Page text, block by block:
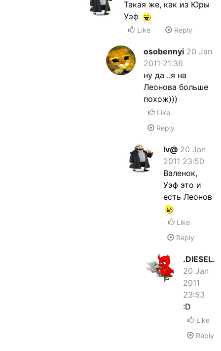
Такая же, как из Юры
Уэф
Like Reply
osobennyi 20 Jan
2011 21:36
ну да ..я на
Леонова больше
похож)))
Like
Reply
Iv@ 20 Jan
2011 23:50
Валенок,
Уэф это и
есть Леонов
Like
Reply
.DIE$EL.
20 Jan
2011
23:53
:D
Like
Reply